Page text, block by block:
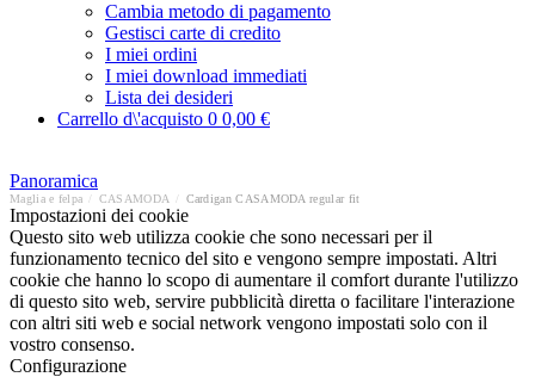
Cambia metodo di pagamento
Gestisci carte di credito
I miei ordini
I miei download immediati
Lista dei desideri
Carrello d\'acquisto 0 0,00 €
Panoramica
Maglia e felpa CASAMODA Cardigan CASAMODA regular fit
Impostazioni dei cookie
Questo sito web utilizza cookie che sono necessari per il
funzionamento tecnico del sito e vengono sempre impostati. Altri
cookie che hanno lo scopo di aumentare il comfort durante l'utilizzo
di questo sito web, servire pubblicità diretta o facilitare l'interazione
con altri siti web e social network vengono impostati solo con il
vostro consenso.
Configurazione